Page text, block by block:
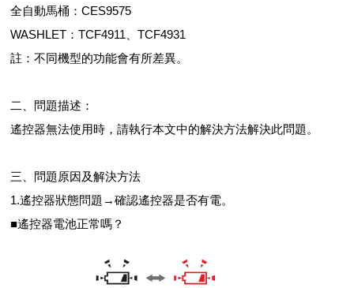
全自動馬桶：CES9575
WASHLET：TCF4911、TCF4931
註：不同機型的功能會有所差異。
二、問題描述：
遙控器無法使用時，請執行本文中的解決方法解決此問題。
三、問題原因及解決方法
1.遙控器狀態問題→確認遙控器是否有電。
■遙控器電池正常嗎？